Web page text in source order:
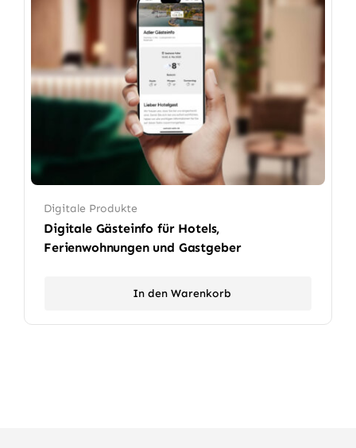
Digitale Produkte
Digitale Gästeinfo für Hotels,
Ferienwohnungen und Gastgeber
In den Warenkorb